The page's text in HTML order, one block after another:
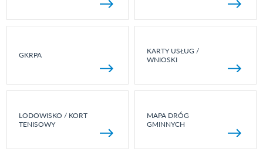
GKRPA
KARTY USŁUG /
WNIOSKI
LODOWISKO / KORT
TENISOWY
MAPA DRÓG
GMINNYCH